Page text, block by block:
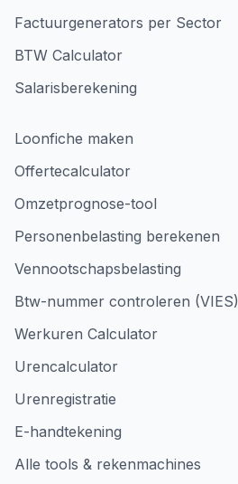
Factuurgenerators per Sector
BTW Calculator
Salarisberekening
Loonfiche maken
Offertecalculator
Omzetprognose-tool
Personenbelasting berekenen
Vennootschapsbelasting
Btw-nummer controleren (VIES)
Werkuren Calculator
Urencalculator
Urenregistratie
E-handtekening
Alle tools & rekenmachines